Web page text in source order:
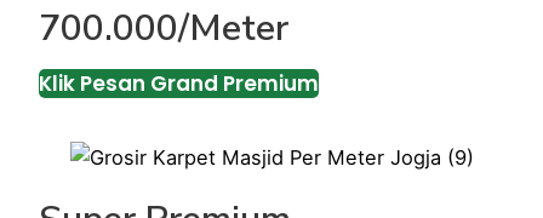
700.000/Meter
Klik Pesan Grand Premium